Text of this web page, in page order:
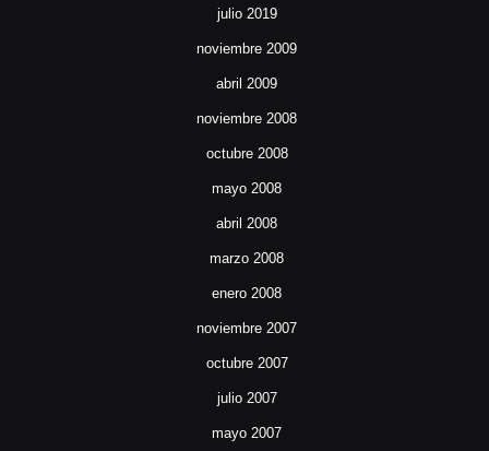
julio 2019
noviembre 2009
abril 2009
noviembre 2008
octubre 2008
mayo 2008
abril 2008
marzo 2008
enero 2008
noviembre 2007
octubre 2007
julio 2007
mayo 2007